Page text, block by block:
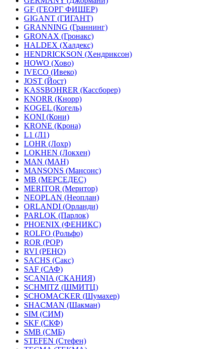
GF (ГЕОРГ ФИШЕР)
GIGANT (ГИГАНТ)
GRANNING (Граннинг)
GRONAX (Гронакс)
HALDEX (Халдекс)
HENDRICKSON (Хендриксон)
HOWO (Хово)
IVECO (Ивеко)
JOST (Йост)
KASSBOHRER (Касcборер)
KNORR (Кнорр)
KOGEL (Когель)
KONI (Кони)
KRONE (Крона)
L1 (Л1)
LOHR (Лохр)
LOKHEN (Локхен)
MAN (МАН)
MANSONS (Мансонс)
MB (МЕРСЕДЕС)
MERITOR (Меритор)
NEOPLAN (Неоплан)
ORLANDI (Орланди)
PARLOK (Парлок)
PHOENIX (ФЕНИКС)
ROLFO (Рольфо)
ROR (РОР)
RVI (РЕНО)
SACHS (Сакс)
SAF (САФ)
SCANIA (СКАНИЯ)
SCHMITZ (ШМИТЦ)
SCHOMACKER (Шумахер)
SHACMAN (Шакман)
SIM (СИМ)
SKF (СКФ)
SMB (СМБ)
STEFEN (Стефен)